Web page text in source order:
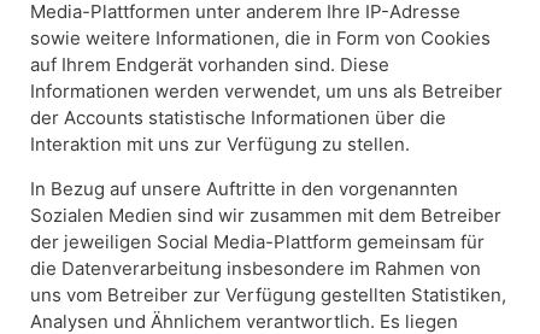
Media-Plattformen unter anderem Ihre IP-Adresse
sowie weitere Informationen, die in Form von Cookies
auf Ihrem Endgerät vorhanden sind. Diese
Informationen werden verwendet, um uns als Betreiber
der Accounts statistische Informationen über die
Interaktion mit uns zur Verfügung zu stellen.
In Bezug auf unsere Auftritte in den vorgenannten
Sozialen Medien sind wir zusammen mit dem Betreiber
der jeweiligen Social Media-Plattform gemeinsam für
die Datenverarbeitung insbesondere im Rahmen von
uns vom Betreiber zur Verfügung gestellten Statistiken,
Analysen und Ähnlichem verantwortlich. Es liegen